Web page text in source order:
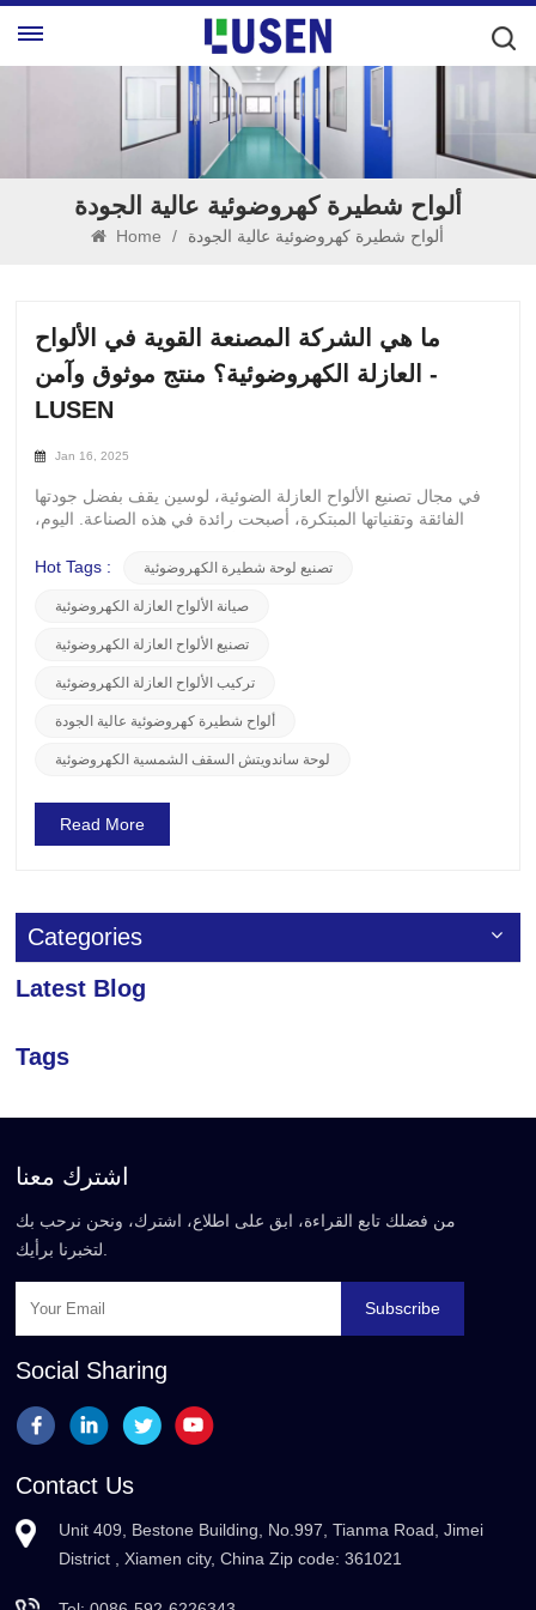
ألواح شطيرة كهروضوئية عالية الجودة
Home / ألواح شطيرة كهروضوئية عالية الجودة
ما هي الشركة المصنعة القوية في الألواح
العازلة الكهروضوئية؟ منتج موثوق وآمن -
LUSEN
Jan 16, 2025
في مجال تصنيع الألواح العازلة الضوئية، لوسين يقف بفضل جودتها
الفائقة وتقنياتها المبتكرة، أصبحت رائدة في هذه الصناعة. اليوم،
الفريدة. التصميم الفريد لألواح الساندوتش الكهروضوئية من
Hot Tags : تصنيع لوحة شطيرة الكهروضوئية
صيانة الألواح العازلة الكهروضوئية
تصنيع الألواح العازلة الكهروضوئية
تركيب الألواح العازلة الكهروضوئية
ألواح شطيرة كهروضوئية عالية الجودة
لوحة ساندويتش السقف الشمسية الكهروضوئية
Read More
Categories
Latest Blog
Tags
اشترك معنا
من فضلك تابع القراءة، ابق على اطلاع، اشترك، ونحن نرحب بك
Subscribe
Social Sharing
Contact Us
Unit 409, Bestone Building, No.997, Tianma Road, Jimei
District , Xiamen city, China Zip code: 361021